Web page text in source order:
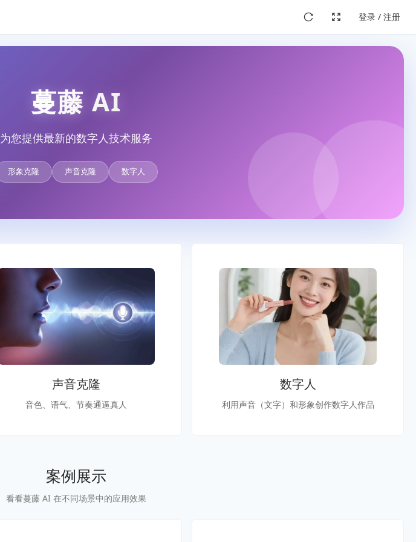
登录 / 注册
蔓藤 AI
为您提供最新的数字人技术服务
形象克隆 声音克隆 数字人
声音克隆
音色、语气、节奏通逼真人
数字人
利用声音（文字）和形象创作数字人作品
案例展示
看看蔓藤 AI 在不同场景中的应用效果